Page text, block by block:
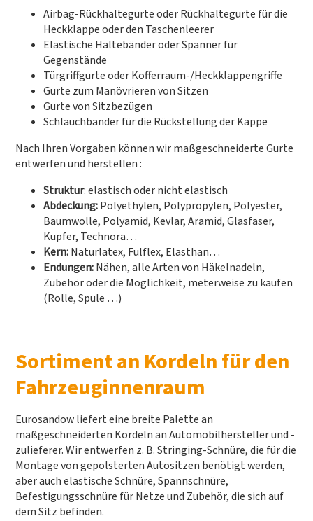
Airbag-Rückhaltegurte oder Rückhaltegurte für die
Heckklappe oder den Taschenleerer
Elastische Haltebänder oder Spanner für
Gegenstände
Türgriffgurte oder Kofferraum-/Heckklappengriffe
Gurte zum Manövrieren von Sitzen
Gurte von Sitzbezügen
Schlauchbänder für die Rückstellung der Kappe
Nach Ihren Vorgaben können wir maßgeschneiderte Gurte
entwerfen und herstellen :
Struktur: elastisch oder nicht elastisch
Abdeckung:Polyethylen, Polypropylen, Polyester,
Baumwolle, Polyamid, Kevlar, Aramid, Glasfaser,
Kupfer, Technora…
Kern:Naturlatex, Fulflex, Elasthan…
Endungen:Nähen, alle Arten von Häkelnadeln,
Zubehör oder die Möglichkeit, meterweise zu kaufen
(Rolle, Spule …)
Sortiment an Kordeln für den
Fahrzeuginnenraum
Eurosandow liefert eine breite Palette an
maßgeschneiderten Kordeln an Automobilhersteller und -
zulieferer. Wir entwerfen z. B. Stringing-Schnüre, die für die
Montage von gepolsterten Autositzen benötigt werden,
aber auch elastische Schnüre, Spannschnüre,
Befestigungsschnüre für Netze und Zubehör, die sich auf
dem Sitz befinden.